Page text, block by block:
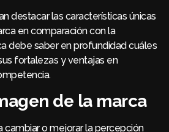
destacar las características únicas
en comparación con la
debe saber en profundidad cuáles
fortalezas y ventajas en
de la marca
cambiar o mejorar la percepción